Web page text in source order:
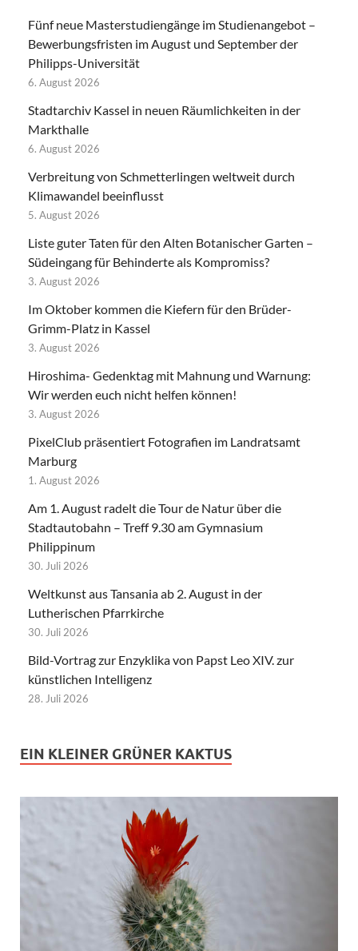
Fünf neue Masterstudiengänge im Studienangebot –
Bewerbungsfristen im August und September der
Philipps-Universität
6. August 2026
Stadtarchiv Kassel in neuen Räumlichkeiten in der
Markthalle
6. August 2026
Verbreitung von Schmetterlingen weltweit durch
Klimawandel beeinflusst
5. August 2026
Liste guter Taten für den Alten Botanischer Garten –
Südeingang für Behinderte als Kompromiss?
3. August 2026
Im Oktober kommen die Kiefern für den Brüder-
Grimm-Platz in Kassel
3. August 2026
Hiroshima- Gedenktag mit Mahnung und Warnung:
Wir werden euch nicht helfen können!
3. August 2026
PixelClub präsentiert Fotografien im Landratsamt
Marburg
1. August 2026
Am 1. August radelt die Tour de Natur über die
Stadtautobahn – Treff 9.30 am Gymnasium
Philippinum
30. Juli 2026
Weltkunst aus Tansania ab 2. August in der
Lutherischen Pfarrkirche
30. Juli 2026
Bild-Vortrag zur Enzyklika von Papst Leo XIV. zur
künstlichen Intelligenz
28. Juli 2026
EIN KLEINER GRÜNER KAKTUS